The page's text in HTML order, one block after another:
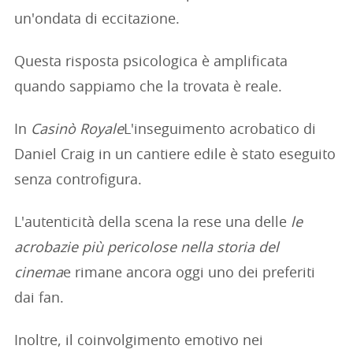
un'ondata di eccitazione.
Questa risposta psicologica è amplificata
quando sappiamo che la trovata è reale.
In Casinò RoyaleL'inseguimento acrobatico di
Daniel Craig in un cantiere edile è stato eseguito
senza controfigura.
L'autenticità della scena la rese una delle le
acrobazie più pericolose nella storia del
cinemae rimane ancora oggi uno dei preferiti
dai fan.
Inoltre, il coinvolgimento emotivo nei